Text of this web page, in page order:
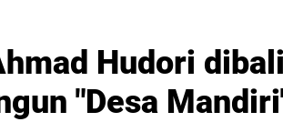
Hudori
"Desa